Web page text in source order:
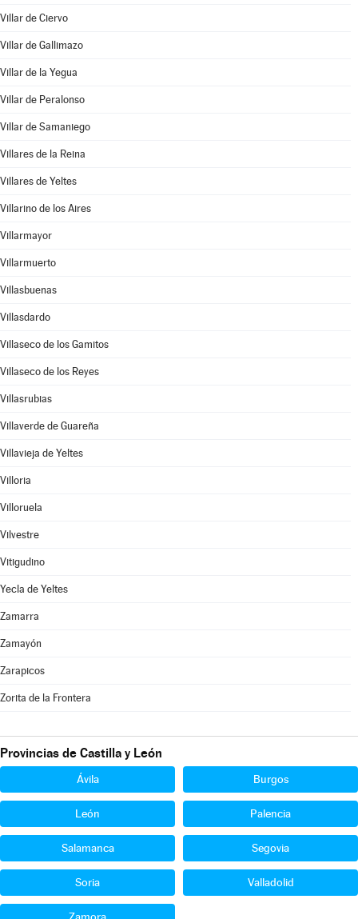
Villar de Ciervo
Villar de Gallimazo
Villar de la Yegua
Villar de Peralonso
Villar de Samaniego
Villares de la Reina
Villares de Yeltes
Villarino de los Aires
Villarmayor
Villarmuerto
Villasbuenas
Villasdardo
Villaseco de los Gamitos
Villaseco de los Reyes
Villasrubias
Villaverde de Guareña
Villavieja de Yeltes
Villoria
Villoruela
Vilvestre
Vitigudino
Yecla de Yeltes
Zamarra
Zamayón
Zarapicos
Zorita de la Frontera
Provincias de Castilla y León
Ávila Burgos
León Palencia
Salamanca Segovia
Soria Valladolid